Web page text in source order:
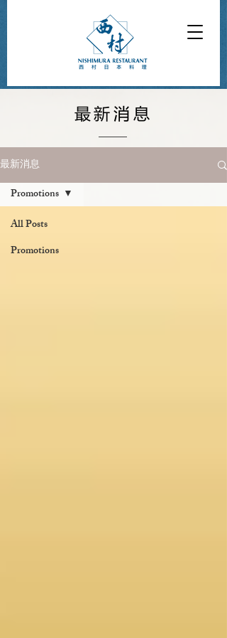
最新消息
最新消息
All Posts
Promotions
Promotions